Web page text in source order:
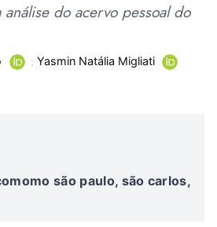
análise do acervo pessoal do
; Yasmin Natália Migliati
são paulo, são carlos,